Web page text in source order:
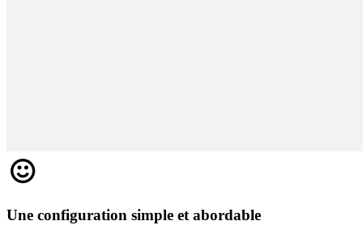
Une configuration simple et abordable